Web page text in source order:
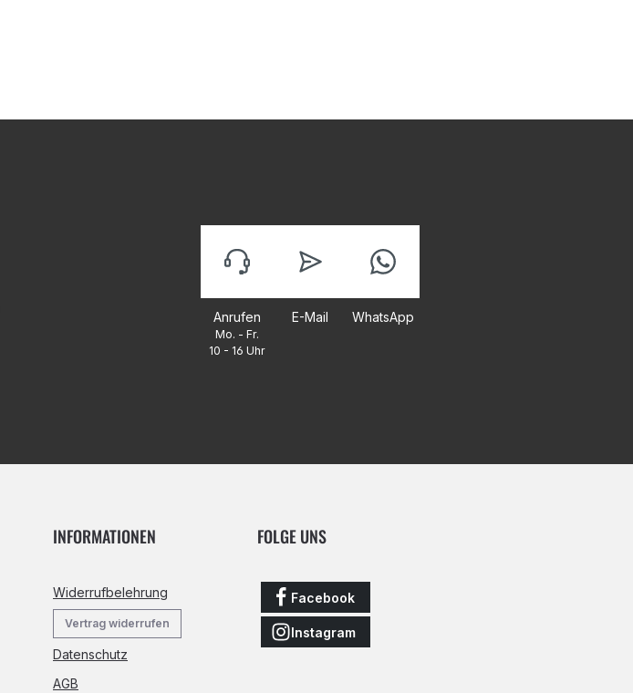
Anrufen
Mo. - Fr.
10 - 16 Uhr
E-Mail WhatsApp
INFORMATIONEN
Widerrufbelehrung
Vertrag widerrufen
Datenschutz
AGB
FOLGE UNS
Facebook
Instagram